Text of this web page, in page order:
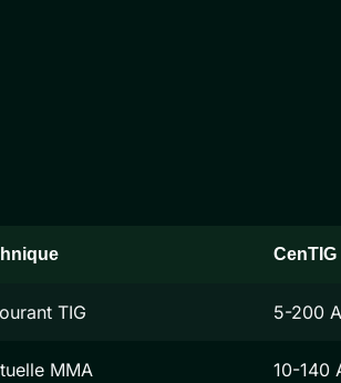
CenTIG
TIG 5-200 A
MMA 10-140